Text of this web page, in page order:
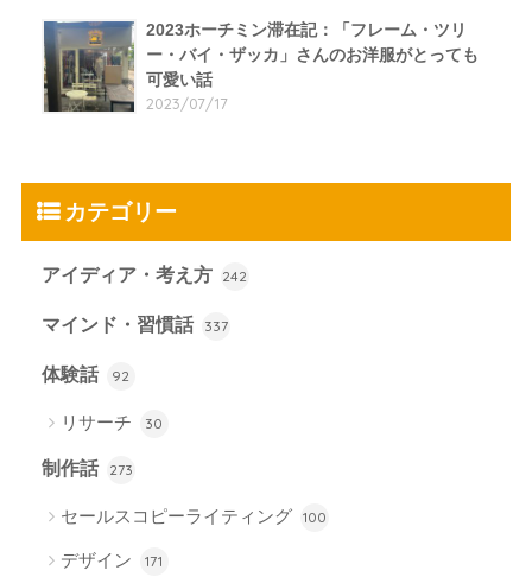
2023ホーチミン滞在記：「フレーム・ツリ
ー・バイ・ザッカ」さんのお洋服がとっても
可愛い話
2023/07/17
カテゴリー
アイディア・考え方 242
マインド・習慣話 337
体験話 92
リサーチ 30
制作話 273
セールスコピーライティング 100
デザイン 171